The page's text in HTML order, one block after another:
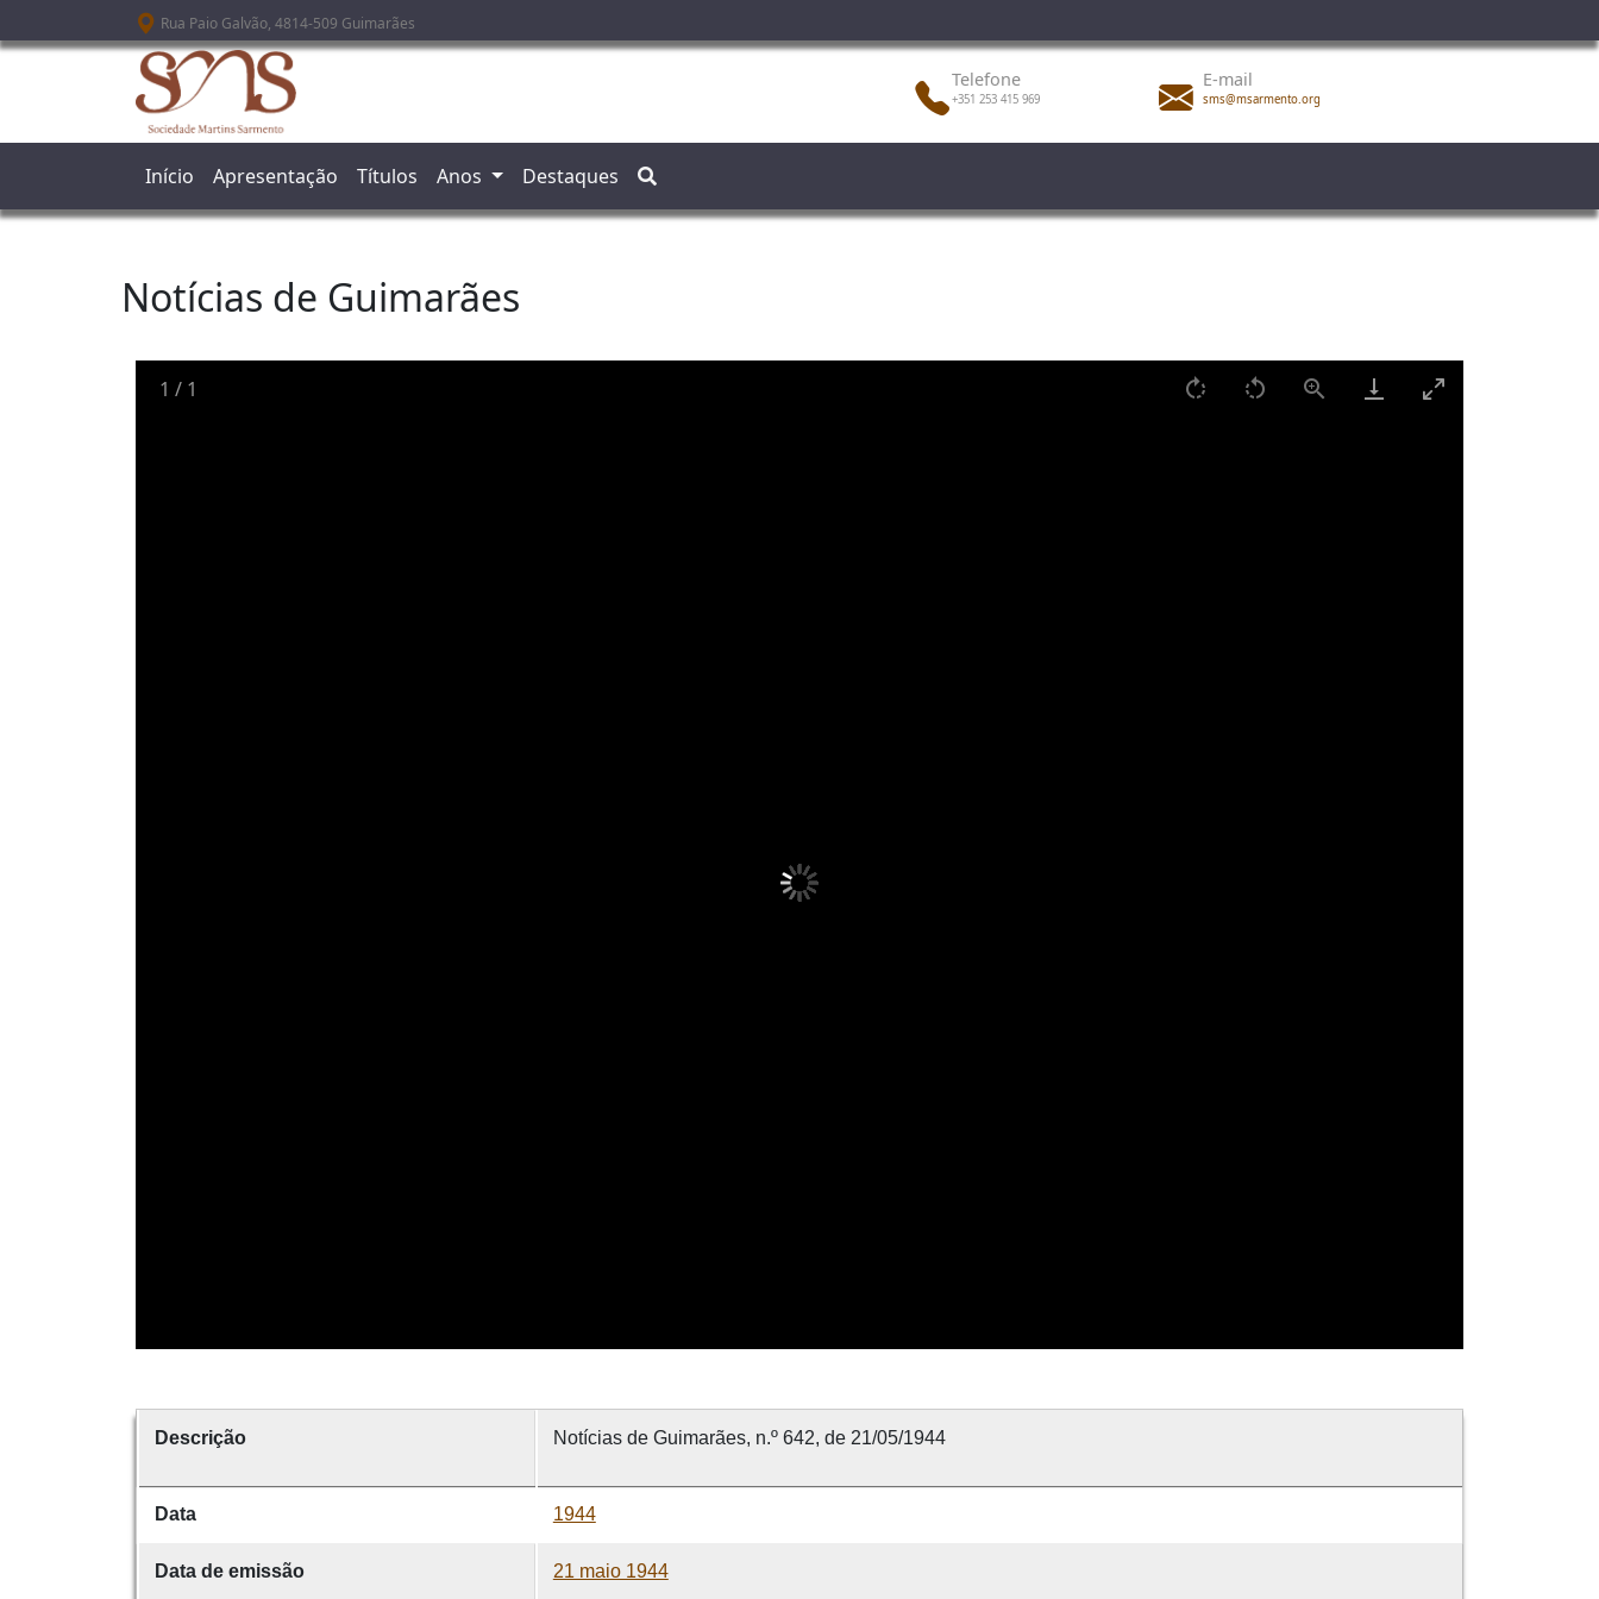
Passar para o conteúdo principal
Rua Paio Galvão, 4814-509 Guimarães
Telefone
+351 253 415 969
E-mail
sms@msarmento.org
Início Apresentação Títulos Anos Destaques
Notícias de Guimarães
1 / 1
Descrição Notícias de Guimarães, n.º 642, de 21/05/1944
Data 1944
Data de emissão 21 maio 1944